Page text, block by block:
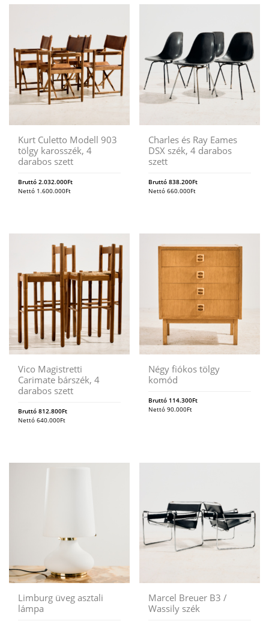
Kurt Culetto Modell 903
tölgy karosszék, 4
darabos szett
Bruttó 2.032.000Ft
Nettó 1.600.000Ft
Charles és Ray Eames
DSX szék, 4 darabos
szett
Bruttó838.200Ft
Nettó660.000Ft
Vico Magistretti
Carimate bárszék, 4
darabos szett
Bruttó 812.800Ft
Nettó 640.000Ft
Négy fiókos tölgy
komód
Bruttó 114.300Ft
Nettó90.000Ft
Limburg üveg asztali
lámpa
Marcel Breuer B3 /
Wassily szék